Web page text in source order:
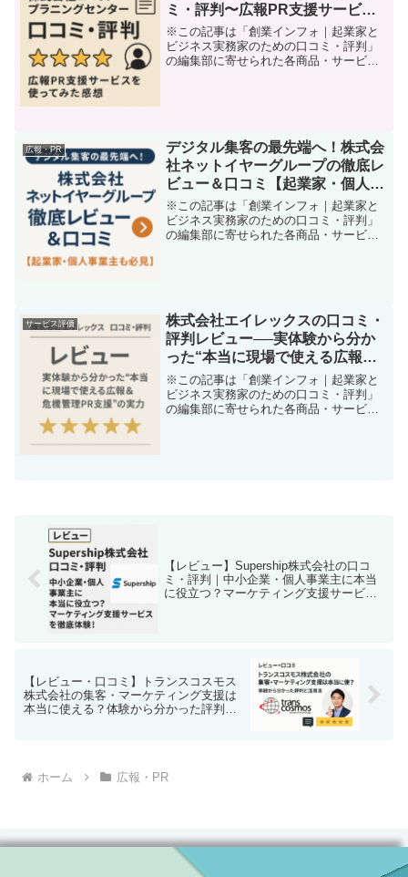
ミ・評判〜広報PR支援サービス
を使ってみた感想
※この記事は「創業インフォ｜起業家と
ビジネス実務家のための口コミ・評判」
の編集部に寄せられた各商品・サービス
広報・PR
デジタル集客の最先端へ！株式会
社ネットイヤーグループの徹底レ
ビュー＆口コミ【起業家・個人事
業主も必見】
※この記事は「創業インフォ｜起業家と
ビジネス実務家のための口コミ・評判」
の編集部に寄せられた各商品・サービス
サービス評価
株式会社エイレックスの口コミ・
評判レビュー──実体験から分か
った“本当に現場で使える広報＆
危機管理PR支援”の実力
※この記事は「創業インフォ｜起業家と
ビジネス実務家のための口コミ・評判」
の編集部に寄せられた各商品・サービス
【レビュー】Supership株式会社の口コ
ミ・評判｜中小企業・個人事業主に本当
に役立つ？マーケティング支援サービス
【レビュー・口コミ】トランスコスモス
株式会社の集客・マーケティング支援は
本当に使える？体験から分かった評判と
ホーム 広報・PR